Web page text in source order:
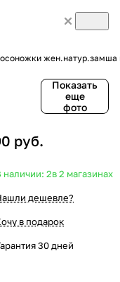
жен.натур.замша
Показать
еще
фото
руб.
наличии: 2в 2 магазинах
дешевле?
в подарок
30 дней